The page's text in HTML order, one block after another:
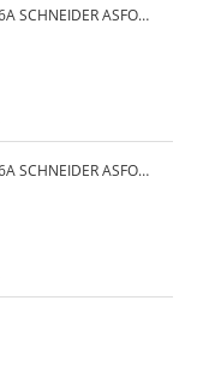
КОНТАКТ ШУКО 16A SCHNEIDER ASFORA EPH2900171 - АНРАЦИТ
КОНТАКТ ШУКО 16A SCHNEIDER ASFORA EPH2900121 - БЯЛ